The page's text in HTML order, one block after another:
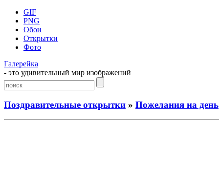
GIF
PNG
Обои
Открытки
Фото
Галерейка
- это удивительный мир изображений
Поздравительные открытки » Пожелания на день